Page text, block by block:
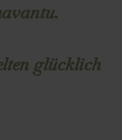
glücklich